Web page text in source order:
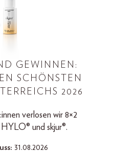
GEWINNEN:
SCHÖNSTEN
2026
verlosen wir 8×2
und skjur®.
31.08.2026